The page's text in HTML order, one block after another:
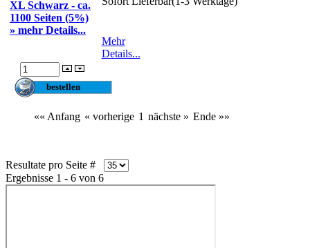
XL Schwarz - ca.
1100 Seiten (5%)
» mehr Details...
Mehr
Details...
«« Anfang « vorherige 1 nächste » Ende »»
Resultate pro Seite #
Ergebnisse 1 - 6 von 6